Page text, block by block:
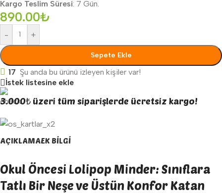
Kargo Teslim Süresi: 7 Gün.
890.00₺
- +
Sepete Ekle
17 Şu anda bu ürünü izleyen kişiler var!
İstek listesine ekle
3.000₺ üzeri tüm siparişlerde ücretsiz kargo!
AÇIKLAMAEK BILGI
Okul Öncesi Lolipop Minder: Sınıflara
Tatlı Bir Neşe ve Üstün Konfor Katan